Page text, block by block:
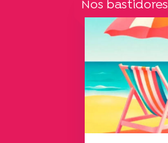
Nos bastidores